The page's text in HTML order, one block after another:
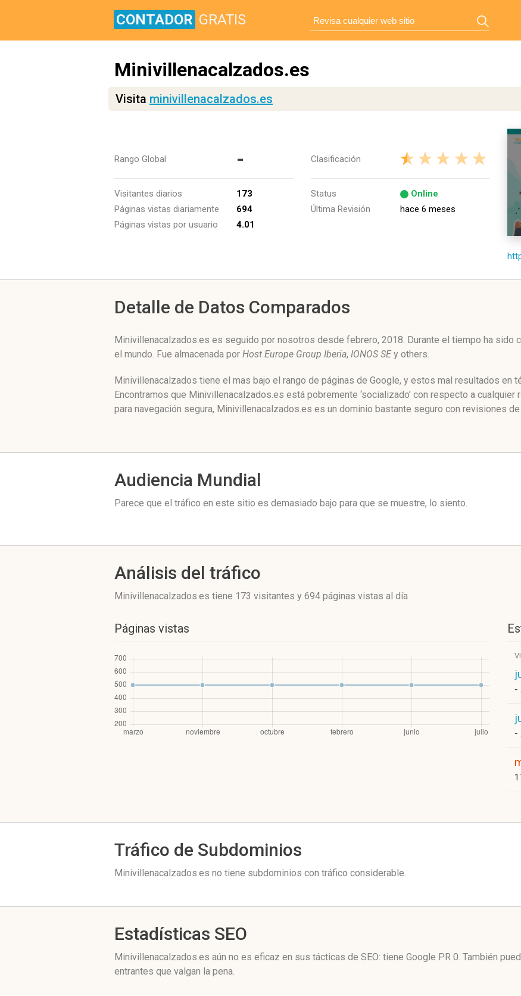
CONTADOR GRATIS
Minivillenacalzados.es
Visita minivillenacalzados.es
Rango Global -
Visitantes diarios
173
Páginas vistas diariamente
694
Páginas vistas por usuario
4.01
Clasificación
Status
Online
Última Revisión
hace 6 meses
Detalle de Datos Comparados
Minivillenacalzados.es es seguido por nosotros desde febrero, 2018. Durante el tiempo ha sido
el mundo. Fue almacenada por Host Europe Group Iberia, IONOS SEy others.
Minivillenacalzados tiene el mas bajo el rango de páginas de Google, y estos mal resultados en
Encontramos que Minivillenacalzados.es está pobremente ‘socializado’ con respecto a
para navegación segura, Minivillenacalzados.es es un dominio bastante seguro con revisiones
Audiencia Mundial
Parece que el tráfico en este sitio es demasiado bajo para que se muestre, lo siento.
Análisis del tráfico
Minivillenacalzados.es tiene 173 visitantes y 694 páginas vistas al día
Páginas vistas
-
-
Tráfico de Subdominios
Minivillenacalzados.es no tiene subdominios con tráfico considerable.
Estadísticas SEO
Minivillenacalzados.es aún no es eficaz en sus tácticas de SEO: tiene Google PR 0. También
entrantes que valgan la pena.